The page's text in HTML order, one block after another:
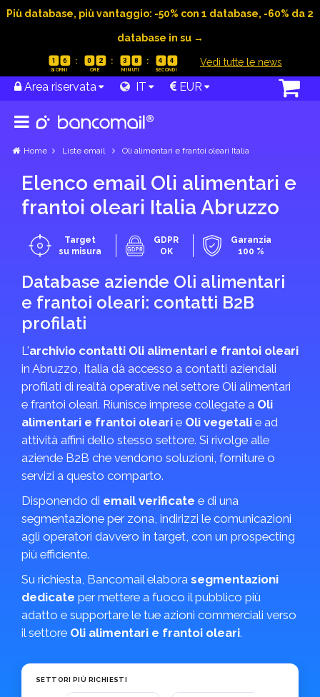
Più database, più vantaggio: -50% con 1 database, -60% da 2
database in su →
1 6 0 2 3 8 4 3 Vedi tutte le news
Area riservata IT EUR
Home Liste email Oli alimentari e frantoi oleari Italia
Elenco email Oli alimentari e
frantoi oleari Italia Abruzzo
Target
su misura
GDPR
OK
Garanzia
100 %
Database aziende Oli alimentari
e frantoi oleari: contatti B2B
profilati
L'archivio contatti Oli alimentari e frantoi oleari
in Abruzzo, Italia dà accesso a contatti aziendali
profilati di realtà operative nel settore Oli alimentari
e frantoi oleari. Riunisce imprese collegate a Oli
alimentari e frantoi oleari e Oli vegetali e ad
attività affini dello stesso settore. Si rivolge alle
aziende B2B che vendono soluzioni, forniture o
servizi a questo comparto.
Disponendo di email verificate e di una
segmentazione per zona, indirizzi le comunicazioni
agli operatori davvero in target, con un prospecting
più efficiente.
Su richiesta, Bancomail elabora segmentazioni
dedicate per mettere a fuoco il pubblico più
adatto e supportare le tue azioni commerciali verso
il settore Oli alimentari e frantoi oleari.
SETTORI PIÙ RICHIESTI